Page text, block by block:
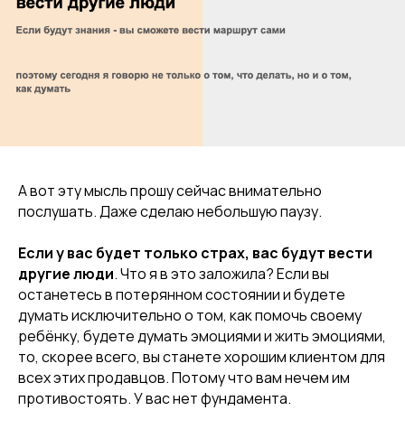
А вот эту мысль прошу сейчас внимательно
послушать. Даже сделаю небольшую паузу.
Если у вас будет только страх, вас будут вести
другие люди. Что я в это заложила? Если вы
останетесь в потерянном состоянии и будете
думать исключительно о том, как помочь своему
ребёнку, будете думать эмоциями и жить эмоциями,
то, скорее всего, вы станете хорошим клиентом для
всех этих продавцов. Потому что вам нечем им
противостоять. У вас нет фундамента.